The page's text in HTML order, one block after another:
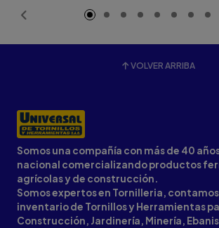
VOLVER ARRIBA
Somos una compañía con más de 40
nacional comercializando productos
agrícolas y de construcción.
Somos expertos en Tornilleria,
inventario de Tornillos y Herramientas
Construcción, Jardinería, Minería,